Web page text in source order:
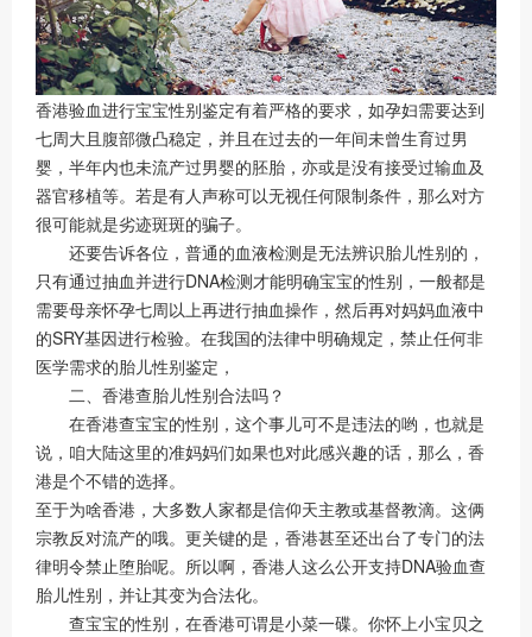
香港验血进行宝宝性别鉴定有着严格的要求，如孕妇需要达到
七周大且腹部微凸稳定，并且在过去的一年间未曾生育过男
婴，半年内也未流产过男婴的胚胎，亦或是没有接受过输血及
器官移植等。若是有人声称可以无视任何限制条件，那么对方
很可能就是劣迹斑斑的骗子。
还要告诉各位，普通的血液检测是无法辨识胎儿性别的，
只有通过抽血并进行DNA检测才能明确宝宝的性别，一般都是
需要母亲怀孕七周以上再进行抽血操作，然后再对妈妈血液中
的SRY基因进行检验。在我国的法律中明确规定，禁止任何非
医学需求的胎儿性别鉴定，
二、香港查胎儿性别合法吗？
在香港查宝宝的性别，这个事儿可不是违法的哟，也就是
说，咱大陆这里的准妈妈们如果也对此感兴趣的话，那么，香
港是个不错的选择。
至于为啥香港，大多数人家都是信仰天主教或基督教滴。这俩
宗教反对流产的哦。更关键的是，香港甚至还出台了专门的法
律明令禁止堕胎呢。所以啊，香港人这么公开支持DNA验血查
胎儿性别，并让其变为合法化。
查宝宝的性别，在香港可谓是小菜一碟。你怀上小宝贝之